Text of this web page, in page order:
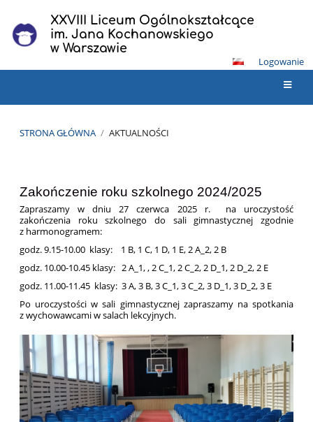
XXVIII Liceum Ogólnokształcące
im. Jana Kochanowskiego
w Warszawie
Logowanie
STRONA GŁÓWNA / AKTUALNOŚCI
Zakończenie roku szkolnego 2024/2025
Zapraszamy w dniu 27 czerwca 2025 r. na uroczystość
zakończenia roku szkolnego do sali gimnastycznej zgodnie
z harmonogramem:
godz. 9.15-10.00 klasy: 1 B, 1 C, 1 D, 1 E, 2 A_2, 2 B
godz. 10.00-10.45 klasy: 2 A_1, , 2 C_1, 2 C_2, 2 D_1, 2 D_2, 2 E
godz. 11.00-11.45 klasy: 3 A, 3 B, 3 C_1, 3 C_2, 3 D_1, 3 D_2, 3 E
Po uroczystości w sali gimnastycznej zapraszamy na spotkania
z wychowawcami w salach lekcyjnych.